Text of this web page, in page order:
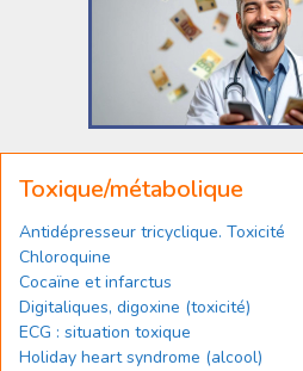
Toxique/métabolique
Antidépresseur tricyclique. Toxicité
Chloroquine
Cocaïne et infarctus
Digitaliques, digoxine (toxicité)
ECG : situation toxique
Holiday heart syndrome (alcool)